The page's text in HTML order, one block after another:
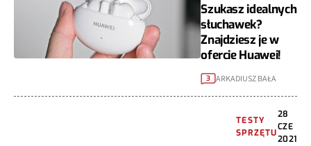
Szukasz idealnych
słuchawek?
Znajdziesz je w
ofercie Huawei!
3 ARKADIUSZ BAŁA
TESTY
SPRZĘTU
28
CZE
2021